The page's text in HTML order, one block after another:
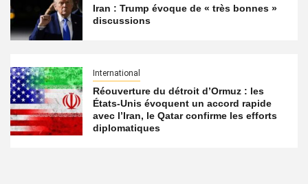
Iran : Trump évoque de « très bonnes »
discussions
International
Réouverture du détroit d’Ormuz : les
États-Unis évoquent un accord rapide
avec l’Iran, le Qatar confirme les efforts
diplomatiques